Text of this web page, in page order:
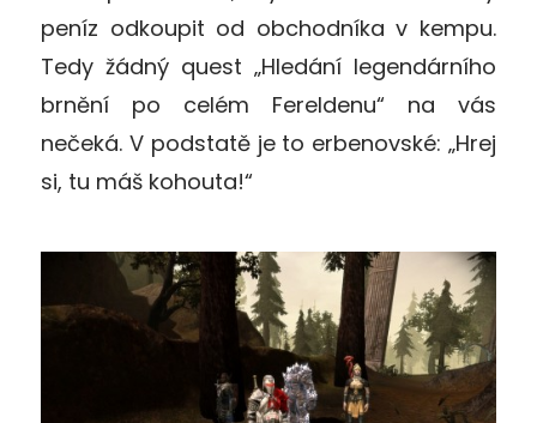
peníz odkoupit od obchodníka v kempu.
Tedy žádný quest „Hledání legendárního
brnění po celém Fereldenu“ na vás
nečeká. V podstatě je to erbenovské: „Hrej
si, tu máš kohouta!“